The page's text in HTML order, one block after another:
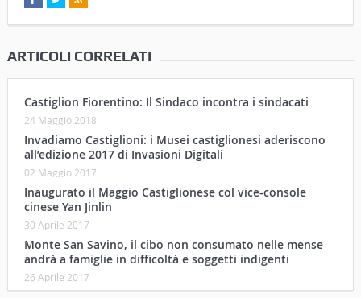
ARTICOLI CORRELATI
Castiglion Fiorentino: Il Sindaco incontra i sindacati
24 Maggio 2018
Invadiamo Castiglioni: i Musei castiglionesi aderiscono
all’edizione 2017 di Invasioni Digitali
02 Maggio 2017
Inaugurato il Maggio Castiglionese col vice-console
cinese Yan Jinlin
30 Aprile 2017
Monte San Savino, il cibo non consumato nelle mense
andrà a famiglie in difficoltà e soggetti indigenti
26 Aprile 2017